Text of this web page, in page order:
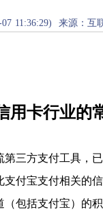
07-07 11:36:29) 来
用卡行业的
三方支付工具，
付宝支付相关的
包括支付宝）的